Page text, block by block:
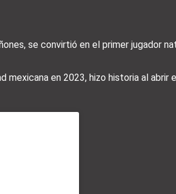
se convirtió en el primer jugador
mexicana en 2023, hizo historia al